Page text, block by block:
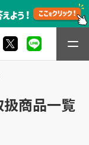
商品一覧